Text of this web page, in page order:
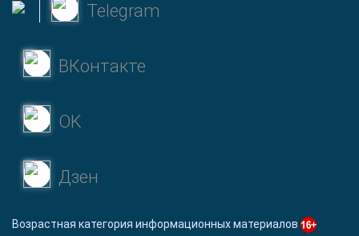
Telegram
ВКонтакте
OK
Дзен
Возрастная категория информационных материалов